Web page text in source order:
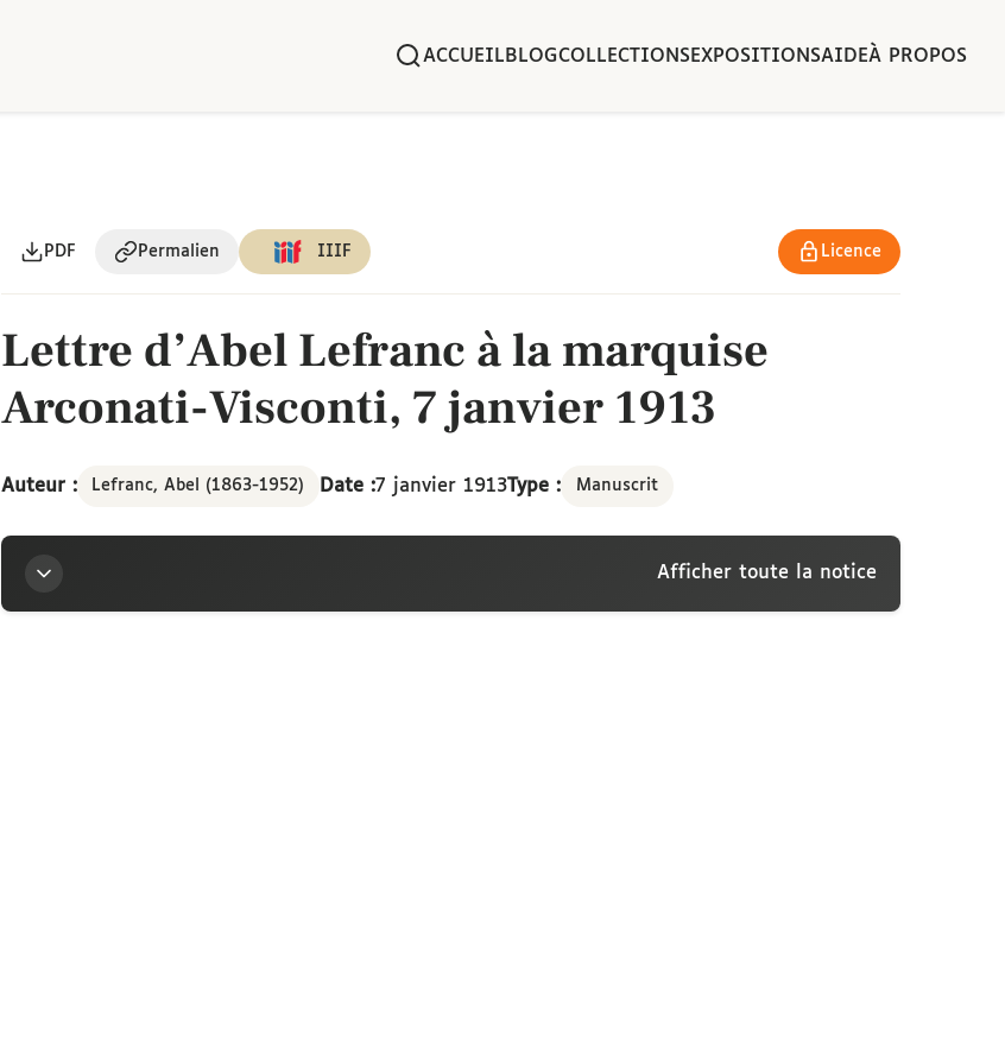
ACCUEIL BLOGCOLLECTIONSEXPOSITIONSAIDEÀ PROPOS
PDF Permalien IIIF Licence
Lettre d’Abel Lefranc à la marquise
Arconati-Visconti, 7 janvier 1913
Auteur : Lefranc, Abel (1863-1952) Date :7 janvier 1913Type : Manuscrit
Afficher toute la notice